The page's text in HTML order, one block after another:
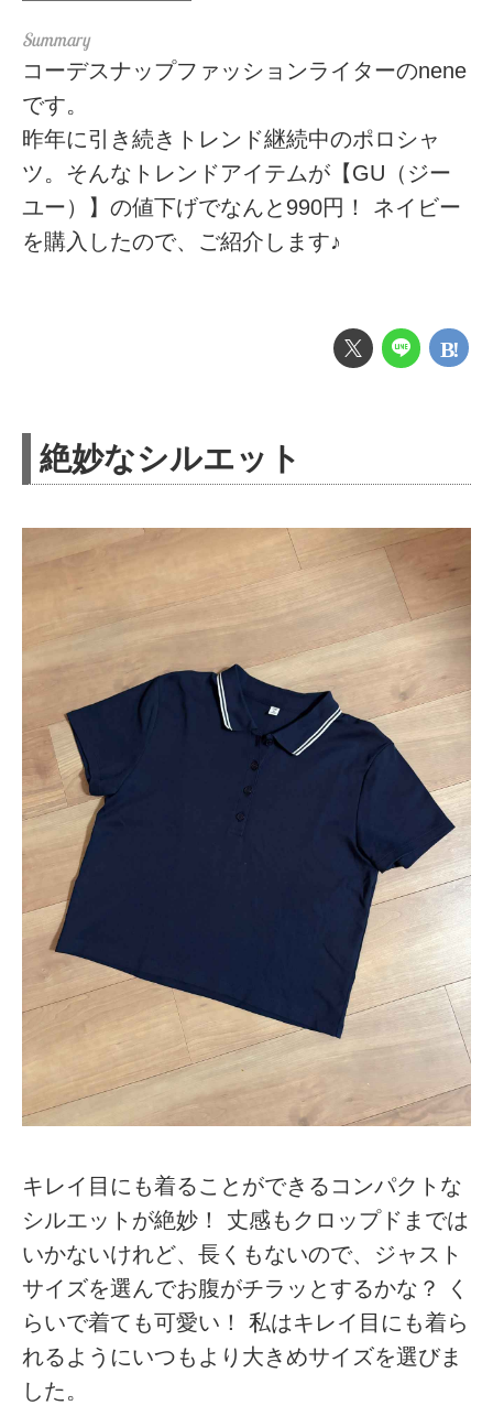
コーデスナップファッションライターのnene
です。
昨年に引き続きトレンド継続中のポロシャ
ツ。そんなトレンドアイテムが【GU（ジー
ユー）】の値下げでなんと990円！ ネイビー
を購入したので、ご紹介します♪
絶妙なシルエット
キレイ目にも着ることができるコンパクトな
シルエットが絶妙！ 丈感もクロップドまでは
いかないけれど、長くもないので、ジャスト
サイズを選んでお腹がチラッとするかな？ く
らいで着ても可愛い！ 私はキレイ目にも着ら
れるようにいつもより大きめサイズを選びま
した。